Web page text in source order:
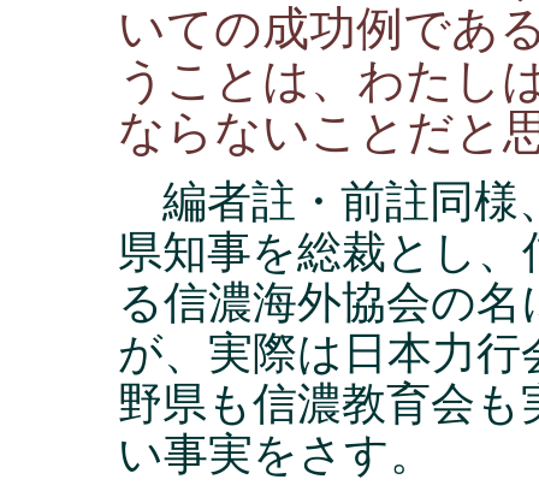
いての成功例であ
うことは、わたし
ならないことだと
編者註・前註同様
県知事を総裁とし
る信濃海外協会の
が、実際は日本力
野県も信濃教育会
い事実をさす。